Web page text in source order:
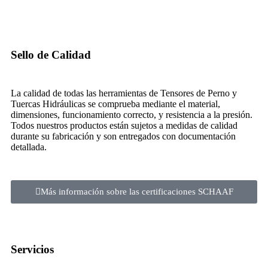
Sello de Calidad
La calidad de todas las herramientas de Tensores de Perno y
Tuercas Hidráulicas se comprueba mediante el material,
dimensiones, funcionamiento correcto, y resistencia a la presión.
Todos nuestros productos están sujetos a medidas de calidad
durante su fabricación y son entregados con documentación
detallada.
Más información sobre las certificaciones SCHAAF
Servicios